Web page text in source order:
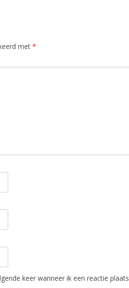
met *
keer wanneer ik een reactie